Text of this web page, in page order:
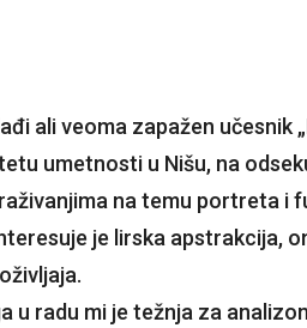
ali veoma zapažen učesnik
umetnosti u Nišu, na
na temu portreta i
je lirska apstrakcija,
u radu mi je težnja za